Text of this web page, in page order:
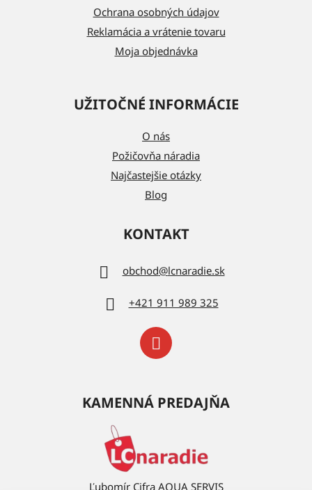
Ochrana osobných údajov
Reklamácia a vrátenie tovaru
Moja objednávka
UŽITOČNÉ INFORMÁCIE
O nás
Požičovňa náradia
Najčastejšie otázky
Blog
KONTAKT
obchod@lcnaradie.sk
+421 911 989 325
KAMENNÁ PREDAJŇA
Ľubomír Cifra AQUA SERVIS